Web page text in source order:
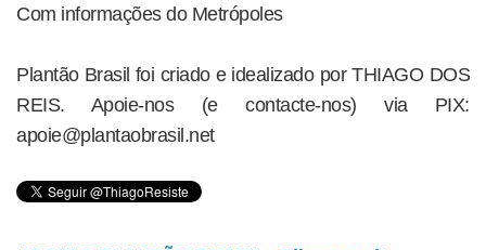
Com informações do Metrópoles
Plantão Brasil foi criado e idealizado por THIAGO DOS
REIS. Apoie-nos (e contacte-nos) via PIX:
apoie@plantaobrasil.net